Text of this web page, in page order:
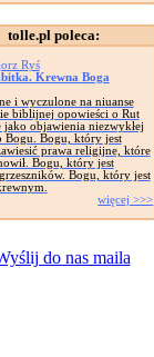
tolle.pl poleca:
Ryś
Krewna Boga
i wyczulone na niuanse
biblijnej opowieści o Rut
jako objawienia niezwykłej
Bogu. Bogu, który jest
prawa religijne, które
Bogu, który jest
Bogu, który jest
więcej >>>